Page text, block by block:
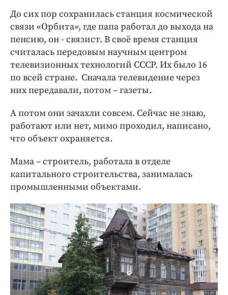
До сих пор сохранилась станция космической
связи «Орбита», где папа работал до выхода на
пенсию, он - связист. В своё время станция
считалась передовым научным центром
телевизионных технологий СССР. Их было 16
по всей стране. Сначала телевидение через
них передавали, потом – газеты.
А потом они зачахли совсем. Сейчас не знаю,
работают или нет, мимо проходил, написано,
что объект охраняется.
Мама – строитель, работала в отделе
капитального строительства, занималась
промышленными объектами.